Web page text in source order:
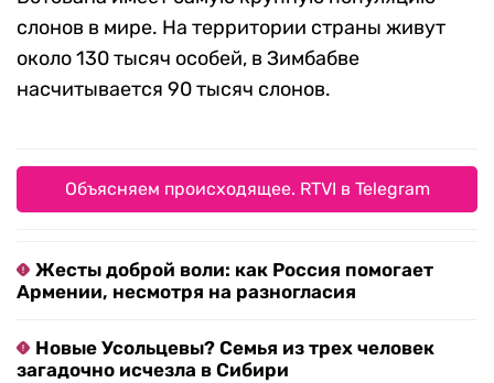
слонов в мире. На территории страны живут
около 130 тысяч особей, в Зимбабве
насчитывается 90 тысяч слонов.
Объясняем происходящее. RTVI в Telegram
Жесты доброй воли: как Россия помогает
Армении, несмотря на разногласия
Новые Усольцевы? Семья из трех человек
загадочно исчезла в Сибири